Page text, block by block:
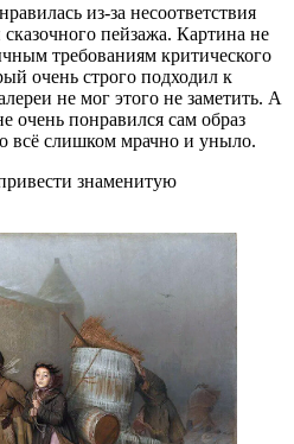
из-за несоответствия
пейзажа. Картина не
требованиям критического
очень строго подходил к
не мог этого не заметить. А
очень понравился сам образ
всё слишком мрачно и уныло.
знаменитую